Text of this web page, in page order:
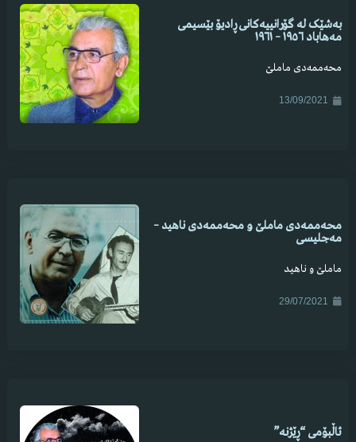
بەشێک لە گۆرانییەکانی ڕادیۆ بێسیمی
مەهاباد ١٩٥٦ – ١٩٦١
محەممەدی ماملێ
13/09/2021
محەممەدی ماملێ و محەممەدی ناهید –
مەجلیسی
ماملێ و ناهید
29/07/2021
ئاڵبۆمی “ڕێژنە”